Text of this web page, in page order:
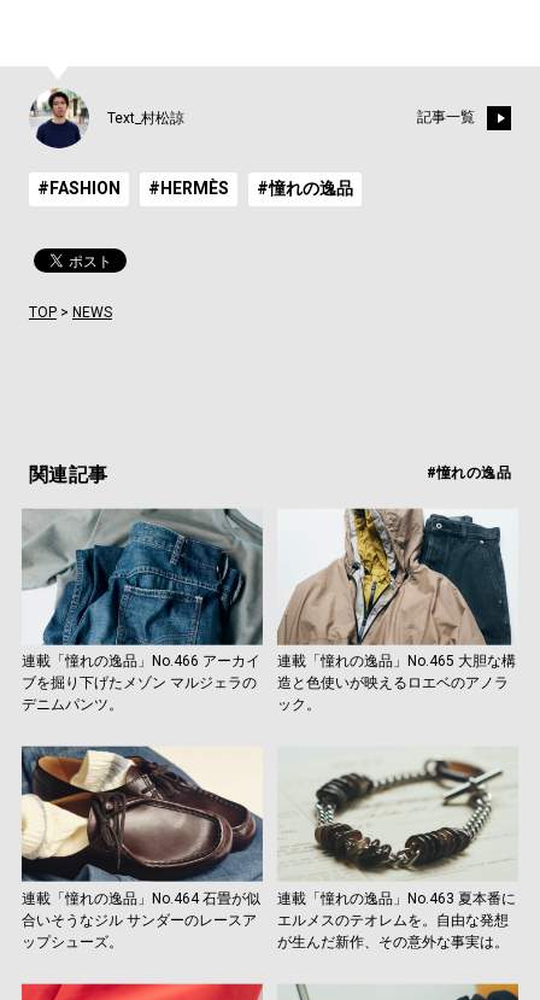
Text_村松諒 記事一覧
#FASHION #HERMÈS #憧れの逸品
TOP> NEWS
関連記事 #憧れの逸品
連載「憧れの逸品」No.466 アーカイ
ブを掘り下げたメゾン マルジェラの
デニムパンツ。
連載「憧れの逸品」No.465 大胆な構
造と色使いが映えるロエベのアノラ
ック。
連載「憧れの逸品」No.464 石畳が似
合いそうなジル サンダーのレースア
ップシューズ。
連載「憧れの逸品」No.463 夏本番に
エルメスのテオレムを。自由な発想
が生んだ新作、その意外な事実は。